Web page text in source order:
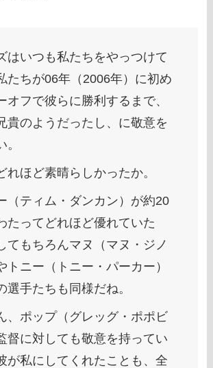
はいつも私たちをやっつけて
たちが06年（2006年）に初め
オフで彼らに勝利するまで、
貴のようだったし、に敬意を
れほど素晴らしかったか。
（ティム・ダンカン）が約20
たってどれほど優れていた
てもちろんマヌ（マヌ・ジノ
トニー（トニー・パーカー）
選手たちも同様だね。
、ポップ（グレッグ・ポポビ
督に対しても敬意を持ってい
が私にしてくれたことも、全